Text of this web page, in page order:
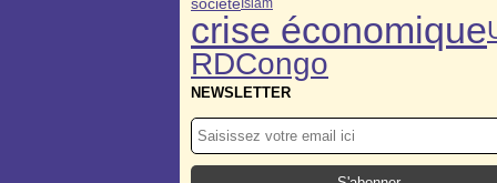
Islam
crise économique
RDCongo
NEWSLETTER